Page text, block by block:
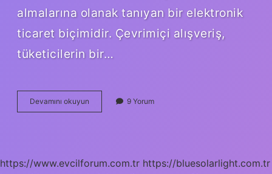
almalarına olanak tanıyan bir elektronik
ticaret biçimidir. Çevrimiçi alışveriş,
tüketicilerin bir…
Devamını okuyun Çevrimiçi
Işi
9 Yorum
https://www.evcilforum.com.tr https://bluesolarlight.com.tr